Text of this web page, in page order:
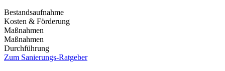
Bestandsaufnahme
Kosten & Förderung
Maßnahmen
Maßnahmen
Durchführung
Zum Sanierungs-Ratgeber